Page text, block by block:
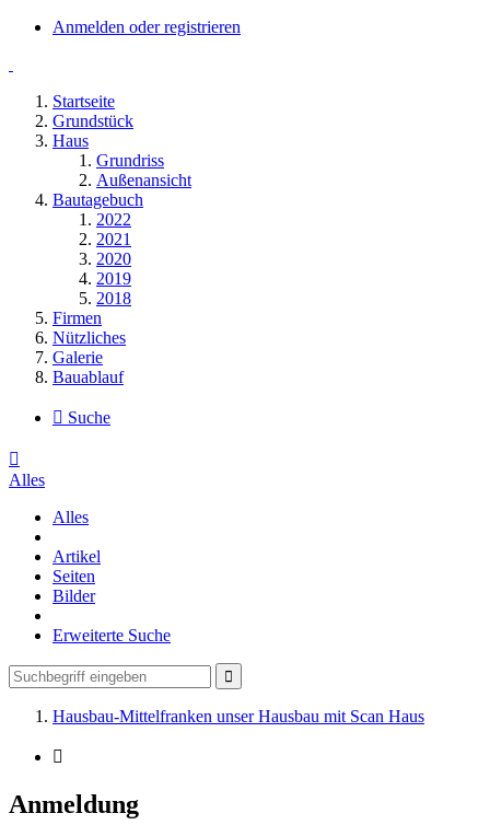
Anmelden oder registrieren
Startseite
Grundstück
Haus
Grundriss
Außenansicht
Bautagebuch
2022
2021
2020
2019
2018
Firmen
Nützliches
Galerie
Bauablauf
Suche
Alles
Alles
Artikel
Seiten
Bilder
Erweiterte Suche
Hausbau-Mittelfranken unser Hausbau mit Scan Haus
Anmeldung